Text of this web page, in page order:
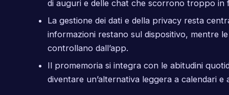
di auguri e delle chat che scorrono troppo in
La gestione dei dati e della privacy resta
informazioni restano sul dispositivo, mentre
controllano dall’app.
Il promemoria si integra con le abitudini
diventare un’alternativa leggera a calendari e